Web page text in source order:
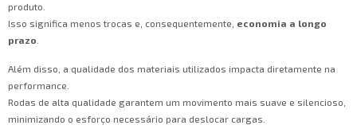
produto.
Isso significa menos trocas e, consequentemente, economia a longo
prazo
Além disso, a qualidade dos materiais utilizados impacta diretamente na
performance.
Rodas de alta qualidade garantem um movimento mais suave e silencioso,
minimizando o esforço necessário para deslocar cargas.